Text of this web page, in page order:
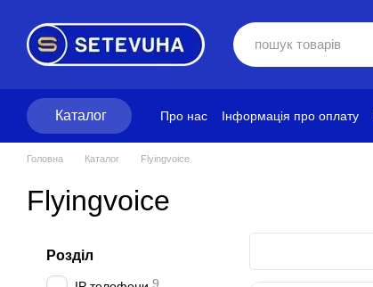
Каталог Про нас Інформація про оплату
Головна Каталог Flyingvoice
Flyingvoice
Розділ
9